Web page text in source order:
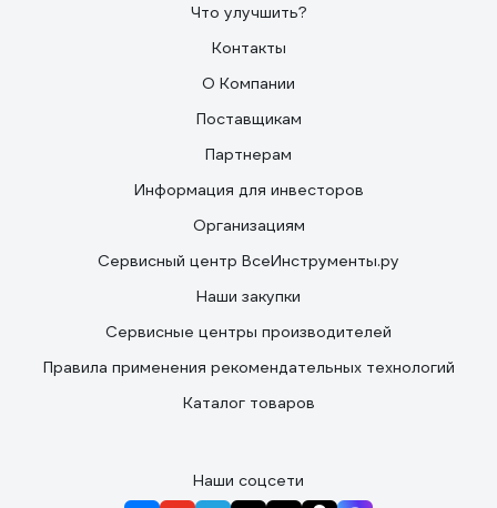
Что улучшить?
Контакты
О Компании
Поставщикам
Партнерам
Информация для инвесторов
Организациям
Сервисный центр ВсеИнструменты.ру
Наши закупки
Сервисные центры производителей
Правила применения рекомендательных технологий
Каталог товаров
Наши соцсети